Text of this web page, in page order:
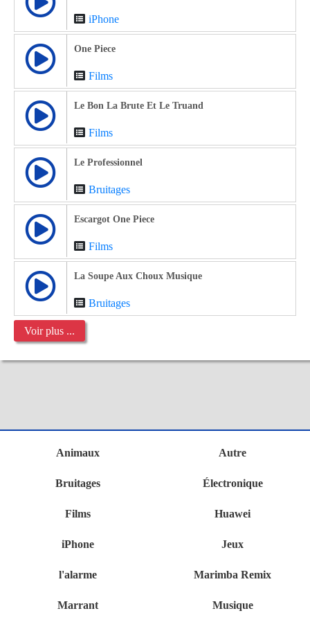
iPhone
One Piece
Films
Le Bon La Brute Et Le Truand
Films
Le Professionnel
Bruitages
Escargot One Piece
Films
La Soupe Aux Choux Musique
Bruitages
Voir plus ...
Animaux Autre
Bruitages Électronique
Films Huawei
iPhone Jeux
l'alarme Marimba Remix
Marrant Musique